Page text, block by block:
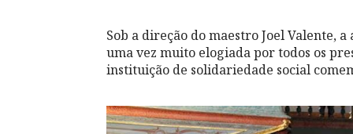
Sob a direção do maestro Joel Valente,
uma vez muito elogiada por todos os
instituição de solidariedade social